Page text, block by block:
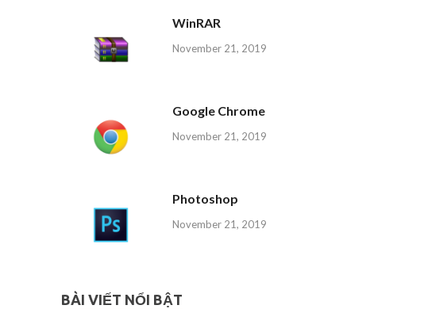
WinRAR
November 21, 2019
Google Chrome
November 21, 2019
Photoshop
November 21, 2019
BÀI VIẾT NỔI BẬT